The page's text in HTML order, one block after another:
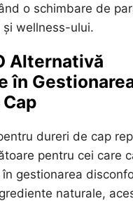
o schimbare de
wellness-ului.
Alternativă
în
dureri de cap
pentru cei care
gestionarea
naturale,